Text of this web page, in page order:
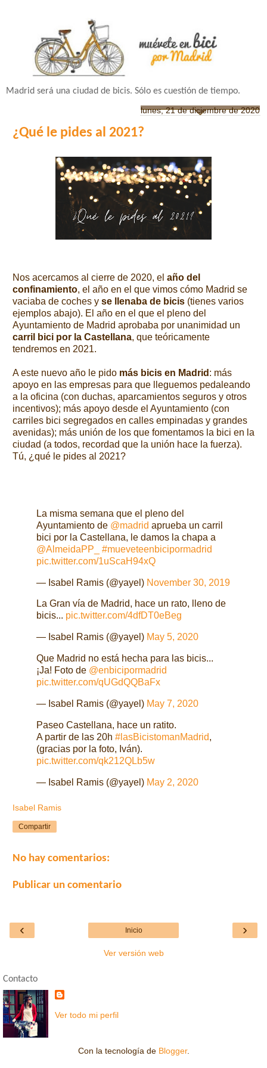
Madrid será una ciudad de bicis. Sólo es cuestión de tiempo.
lunes, 21 de diciembre de 2020
¿Qué le pides al 2021?
Nos acercamos al cierre de 2020, el año del
confinamiento, el año en el que vimos cómo Madrid se
vaciaba de coches y se llenaba de bicis (tienes varios
ejemplos abajo). El año en el que el pleno del
Ayuntamiento de Madrid aprobaba por unanimidad un
carril bici por la Castellana, que teóricamente
tendremos en 2021.
A este nuevo año le pido más bicis en Madrid : más
apoyo en las empresas para que lleguemos pedaleando
a la oficina (con duchas, aparcamientos seguros y otros
incentivos); más apoyo desde el Ayuntamiento (con
carriles bici segregados en calles empinadas y grandes
avenidas); más unión de los que fomentamos la bici en la
ciudad (a todos, recordad que la unión hace la fuerza).
Tú, ¿qué le pides al 2021?
La misma semana que el pleno del
Ayuntamiento de @madrid aprueba un carril
bici por la Castellana, le damos la chapa a
@AlmeidaPP_
#mueveteenbicipormadrid
pic.twitter.com/1uScaH94xQ
— Isabel Ramis (@yayel) November 30, 2019
La Gran vía de Madrid, hace un rato, lleno de
bicis... pic.twitter.com/4dfDT0eBeg
— Isabel Ramis (@yayel) May 5, 2020
Que Madrid no está hecha para las bicis...
¡Ja! Foto de @enbicipormadrid
pic.twitter.com/qUGdQQBaFx
— Isabel Ramis (@yayel) May 7, 2020
Paseo Castellana, hace un ratito.
A partir de las 20h #lasBicistomanMadrid,
(gracias por la foto, Iván).
pic.twitter.com/qk212QLb5w
— Isabel Ramis (@yayel) May 2, 2020
Isabel Ramis
Compartir
No hay comentarios:
Publicar un comentario
‹ ›
Inicio
Ver versión web
Contacto
Ver todo mi perfil
Con la tecnología de Blogger.